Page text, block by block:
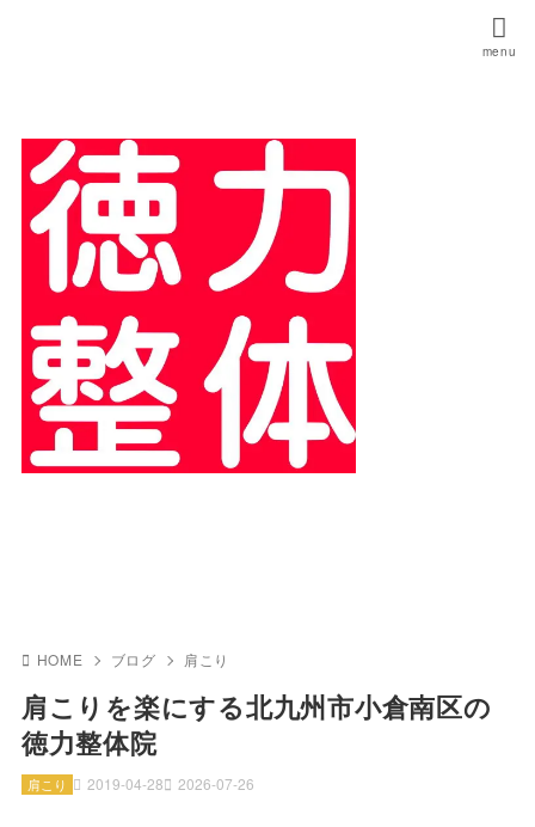
HOME ブログ 肩こり
肩こりを楽にする北九州市小倉南区の
徳力整体院
2019-04-28 2026-07-26
肩こり